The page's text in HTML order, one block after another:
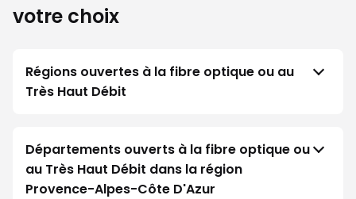
votre choix
Régions ouvertes à la fibre optique ou au
Très Haut Débit
Départements ouverts à la fibre optique ou
au Très Haut Débit dans la région
Provence-Alpes-Côte D'Azur